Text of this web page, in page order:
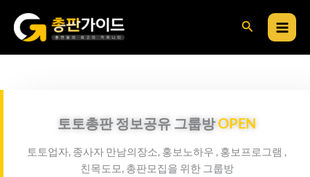
너
검
토토총판 정보공유 그룹방OPEN
토토업자, 종사자 만남의장소, 홍보노하우 , 홍보프로그램 ,
친목도모, 총판모집을 위한 그룹방